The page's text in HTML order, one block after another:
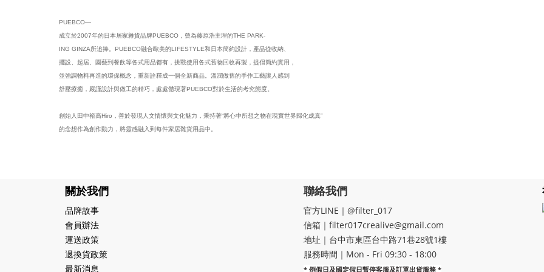
PUEBCO—
成立於2007年的日本居家雜貨品牌PUEBCO，曾為藤原浩主理的THE PARK-
ING GINZA所追捧。PUEBCO融合歐美的LIFESTYLE和日本簡約設計，產品從收納、
擺設、起居、園藝到餐飲等各式用品都有，挑戰使用各式舊物回收再製，提倡簡約實用，
並強調物料再造的環保概念，重新詮釋成一個全新商品。溫潤做舊的手作工藝讓人感到
舒壓療癒，嚴謹設計與做工的精巧，處處體現著PUEBCO對於生活的考究態度。
創始人田中裕高Hiro，善於發現人文情懷與文化魅力，秉持著“將心中所想之物在現實世界歸化成真”
的念想作為創作動力，將靈感融入到每件家居雜貨用品中。
關於我們
品牌故事
會員辦法
運送政策
退換貨政策
最新消息
聯絡我們
官方LINE｜@filter_017
信箱｜filter017crealive@gmail.com
地址｜​台中市東區台中路71巷28號1樓
服務時間｜Mon - Fri 09:30 - 18:00
* 例假日及國定假日暫停客服及訂單出貨服務 *